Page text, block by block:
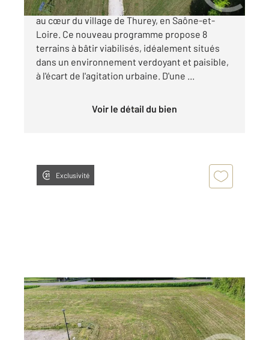
Découvrez un lotissement d'exception niché
au cœur du village de Thurey, en Saône-et-
Loire. Ce nouveau programme propose 8
terrains à bâtir viabilisés, idéalement situés
dans un environnement verdoyant et paisible,
à l'écart de l'agitation urbaine. D'une ...
Voir le détail du bien
Exclusivité
THUREY 71
909 m2
Ref : 22379